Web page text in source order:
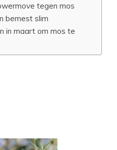
tegen mos
bemest slim
in maart om mos te